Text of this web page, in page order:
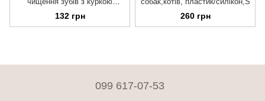
11см/2шт*60г
132 грн 260 грн
099 617-07-53